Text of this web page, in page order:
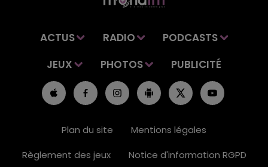
ACTUS RADIO
PODCASTS
JEUX
PHOTOS PUBLICITÉ
Plan du site
Mentions légales
Règlement des jeux
Notice d'information RGPD